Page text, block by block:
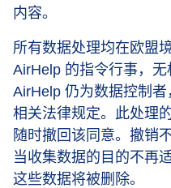
内容。
所有数据处理均在欧盟
AirHelp 的指令行事，无
AirHelp 仍为数据控制
相关法律规定。此处理
随时撤回该同意。撤销
当收集数据的目的不再
这些数据将被删除。